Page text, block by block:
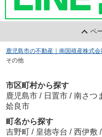
ペ
鹿児島市の不動産｜南国殖産株式会
その他
市区町村から探す
鹿児島市 / 日置市 / 南さつ
姶良市
町名から探す
吉野町 / 皇徳寺台 / 西伊敷 /